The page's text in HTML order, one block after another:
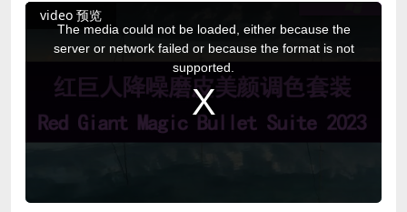
video 预览
This
The media could not be loaded, either because the
server or network failed or because the format is not
supported.